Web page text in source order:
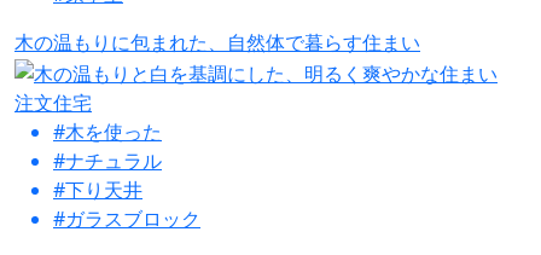
木の温もりに包まれた、自然体で暮らす住まい
注文住宅
#木を使った
#ナチュラル
#下り天井
#ガラスブロック